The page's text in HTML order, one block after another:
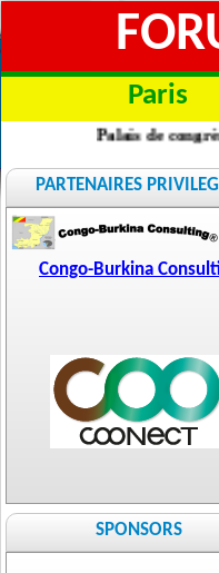
Congo-Burkina
SPONSORS
PARTENAIRES
Paris
Palais de